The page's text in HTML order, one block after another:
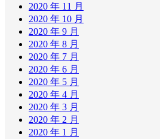
2020 年 11 月
2020 年 10 月
2020 年 9 月
2020 年 8 月
2020 年 7 月
2020 年 6 月
2020 年 5 月
2020 年 4 月
2020 年 3 月
2020 年 2 月
2020 年 1 月